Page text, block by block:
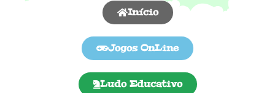
Início
Jogos OnLine
Ludo Educativo